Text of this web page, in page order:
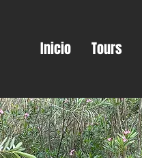
Inicio Tours